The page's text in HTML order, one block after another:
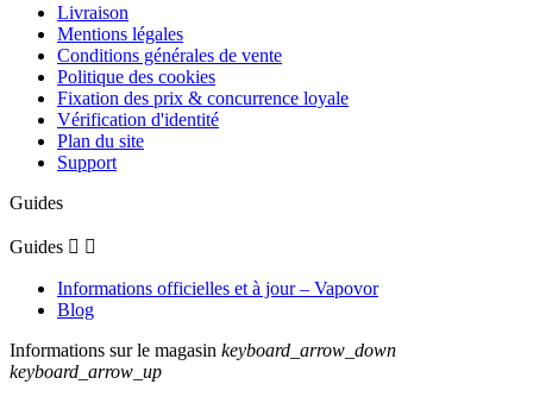
Livraison
Mentions légales
Conditions générales de vente
Politique des cookies
Fixation des prix & concurrence loyale
Vérification d'identité
Plan du site
Support
Guides
Guides  
Informations officielles et à jour – Vapovor
Blog
Informations sur le magasin keyboard_arrow_down
keyboard_arrow_up